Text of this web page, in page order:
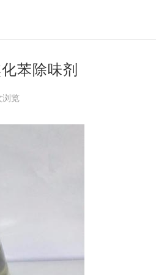
苯除味剂
览